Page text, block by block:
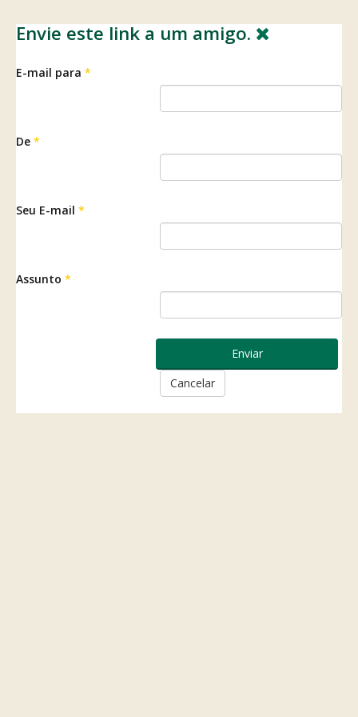
Envie este link a um amigo.
E-mail para *
De *
Seu E-mail *
Assunto *
Enviar
Cancelar